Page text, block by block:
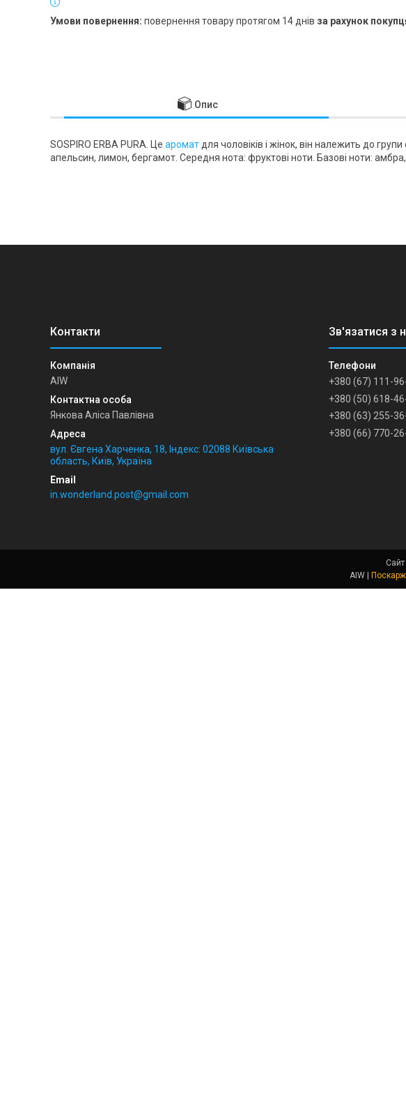
повернення товару протягом 14 днів за рахунок
Опис
SOSPIRO ERBA PURA. Це аромат для чоловіків і жінок, він належить до
апельсин, лимон, бергамот. Середня нота: фруктові ноти. Базові ноти: амбра,
AIW
Янкова Аліса Павлівна
вул. Євгена Харченка, 18, Індекс: 02088 Київська
область, Київ, Україна
in.wonderland.post@gmail.com
+380 (67) 111-
+380 (50) 618-
+380 (63) 255-
+380 (66) 770-